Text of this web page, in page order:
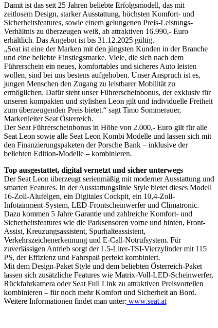
Damit ist das seit 25 Jahren beliebte Erfolgsmodell, das mit
zeitlosem Design, starker Ausstattung, höchsten Komfort- und
Sicherheitsfeatures, sowie einem gelungenen Preis-Leistungs-
Verhältnis zu überzeugen weiß, ab attraktiven 16.990,- Euro
erhältlich. Das Angebot ist bis 31.12.2025 gültig.
„Seat ist eine der Marken mit den jüngsten Kunden in der Branche
und eine beliebte Einstiegsmarke. Viele, die sich nach dem
Führerschein ein neues, komfortables und sicheres Auto leisten
wollen, sind bei uns bestens aufgehoben. Unser Anspruch ist es,
jungen Menschen den Zugang zu leistbarer Mobilität zu
ermöglichen. Dafür steht unser Führerscheinbonus, der exklusiv für
unseren kompakten und stylishen Leon gilt und individuelle Freiheit
zum überzeugenden Preis bietet.“ sagt Timo Sommerauer,
Markenleiter Seat Österreich.
Der Seat Führerscheinbonus in Höhe von 2.000,- Euro gilt für alle
Seat Leon sowie alle Seat Leon Kombi Modelle und lassen sich mit
den Finanzierungspaketen der Porsche Bank – inklusive der
beliebten Edition-Modelle – kombinieren.
Top ausgestattet, digital vernetzt und sicher unterwegs
Der Seat Leon überzeugt serienmäßig mit moderner Ausstattung und
smarten Features. In der Ausstattungslinie Style bietet dieses Modell
16-Zoll-Alufelgen, ein Digitales Cockpit, ein 10,4-Zoll-
Infotainment-System, LED-Frontscheinwerfer und Climatronic.
Dazu kommen 5 Jahre Garantie und zahlreiche Komfort- und
Sicherheitsfeatures wie die Parksensoren vorne und hinten, Front-
Assist, Kreuzungsassistent, Spurhalteassistent,
Verkehrszeichenerkennung und E-Call-Notrufsystem. Für
zuverlässigen Antrieb sorgt der 1.5-Liter-TSI-Vierzylinder mit 115
PS, der Effizienz und Fahrspaß perfekt kombiniert.
Mit dem Design-Paket Style und dem beliebten Österreich-Paket
lassen sich zusätzliche Features wie Matrix-Voll-LED-Scheinwerfer,
Rückfahrkamera oder Seat Full Link zu attraktiven Preisvorteilen
kombinieren – für noch mehr Komfort und Sicherheit an Bord.
Weitere Informationen findet man unter: www.seat.at